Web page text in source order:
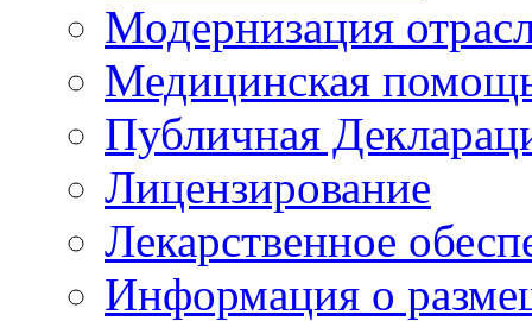
Модернизация
Медицинская
Публичная
Лицензирование
Лекарственное
Информация о